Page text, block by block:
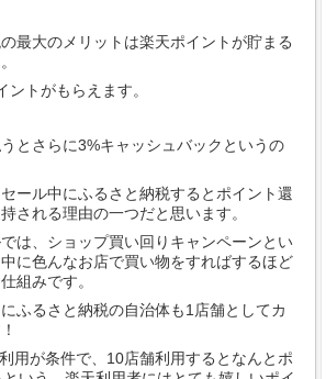
最大のメリットは楽天ポイントが貯まる
トがもらえます。
とさらに3%キャッシュバックというの
ール中にふるさと納税するとポイント還
される理由の一つだと思います。
は、ショップ買い回りキャンペーンとい
に色んなお店で買い物をすればするほど
組みです。
ふるさと納税の自治体も1店舗としてカ
用が条件で、10店舗利用するとなんとポ